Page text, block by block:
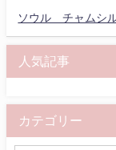
ソウル チャムシ
人気記事
カテゴリー